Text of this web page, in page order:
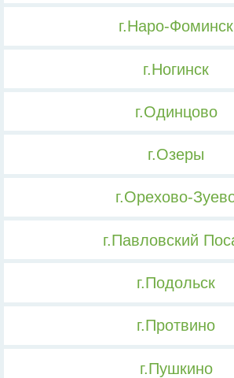
г.Наро-Фоминск
г.Ногинск
г.Одинцово
г.Озеры
г.Орехово-
г.Павловский
г.Подольск
г.Протвино
г.Пушкино